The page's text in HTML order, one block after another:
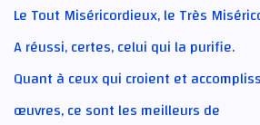
Le Tout Miséricordieux, le Très
A réussi, certes, celui qui la purifie.
Quant à ceux qui croient et
œuvres, ce sont les meilleurs de